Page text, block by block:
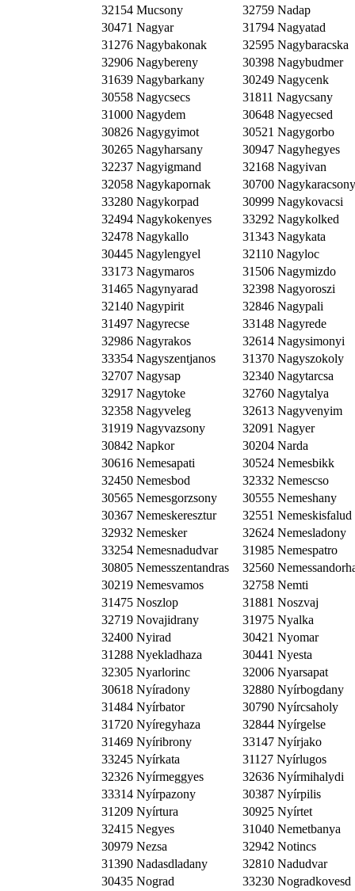
32154 Mucsony
32759 Nadap
30471 Nagyar
31794 Nagyatad
31276 Nagybakonak
32595 Nagybaracska
32906 Nagybereny
30398 Nagybudmer
31639 Nagybarkany
30249 Nagycenk
30558 Nagycsecs
31811 Nagycsany
31000 Nagydem
30648 Nagyecsed
30826 Nagygyimot
30521 Nagygorbo
30265 Nagyharsany
30947 Nagyhegyes
32237 Nagyigmand
32168 Nagyivan
32058 Nagykapornak
30700 Nagykaracsony
33280 Nagykorpad
30999 Nagykovacsi
32494 Nagykokenyes
33292 Nagykolked
32478 Nagykallo
31343 Nagykata
30445 Nagylengyel
32110 Nagyloc
33173 Nagymaros
31506 Nagymizdo
31465 Nagynyarad
32398 Nagyoroszi
32140 Nagypirit
32846 Nagypali
31497 Nagyrecse
33148 Nagyrede
32986 Nagyrakos
32614 Nagysimonyi
33354 Nagyszentjanos
31370 Nagyszokoly
32707 Nagysap
32340 Nagytarcsa
32917 Nagytoke
32760 Nagytalya
32358 Nagyveleg
32613 Nagyvenyim
31919 Nagyvazsony
32091 Nagyer
30842 Napkor
30204 Narda
30616 Nemesapati
30524 Nemesbikk
32450 Nemesbod
32332 Nemescso
30565 Nemesgorzsony
30555 Nemeshany
30367 Nemeskeresztur
32551 Nemeskisfalud
32932 Nemesker
32624 Nemesladony
33254 Nemesnadudvar
31985 Nemespatro
30805 Nemesszentandras
32560
30219 Nemesvamos
32758 Nemti
31475 Noszlop
31881 Noszvaj
32719 Novajidrany
31975 Nyalka
32400 Nyirad
30421 Nyomar
31288 Nyekladhaza
30441 Nyesta
32305 Nyarlorinc
32006 Nyarsapat
30618 Nyíradony
32880 Nyírbogdany
31484 Nyírbator
30790 Nyírcsaholy
31720 Nyíregyhaza
32844 Nyírgelse
31469 Nyíribrony
33147 Nyírjako
33245 Nyírkata
31127 Nyírlugos
32326 Nyírmeggyes
32636 Nyírmihalydi
33314 Nyírpazony
30387 Nyírpilis
31209 Nyírtura
30925 Nyírtet
32415 Negyes
31040 Nemetbanya
30979 Nezsa
32942 Notincs
31390 Nadasdladany
32810 Nadudvar
30435 Nograd
33230 Nogradkovesd